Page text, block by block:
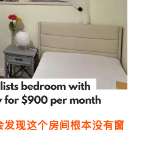
现这个房间根本没有窗